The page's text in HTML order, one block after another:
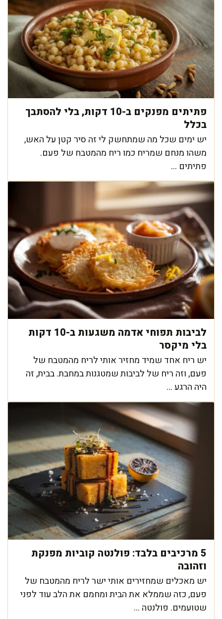
פתיתים מפנקים ב-10 דקות, בלי להסתבך
בכלל
יש ימים שכל מה שמתחשק לי זה סיר קטן על האש,
משהו מנחם שמריח כמו ריח מהמטבח של פעם.
פתיתים ...
לביבות תפוחי אדמה משגעות ב-10 דקות
בלי מיקסר
יש ריח אחד שמיד מחזיר אותי לריח מהמטבח של
פעם, וזה ריח של לביבות שמטגנות במחבת. בבית, זה
היה הרגע ...
5 מרכיבים בלבד: פולנטה קוביות מפנקת
וזהובה
יש מאכלים שמחזירים אותי ישר לריח מהמטבח של
פעם, כזה שממלא את הבית ומחמם את הלב עוד לפני
שטועמים. פולנטה ...